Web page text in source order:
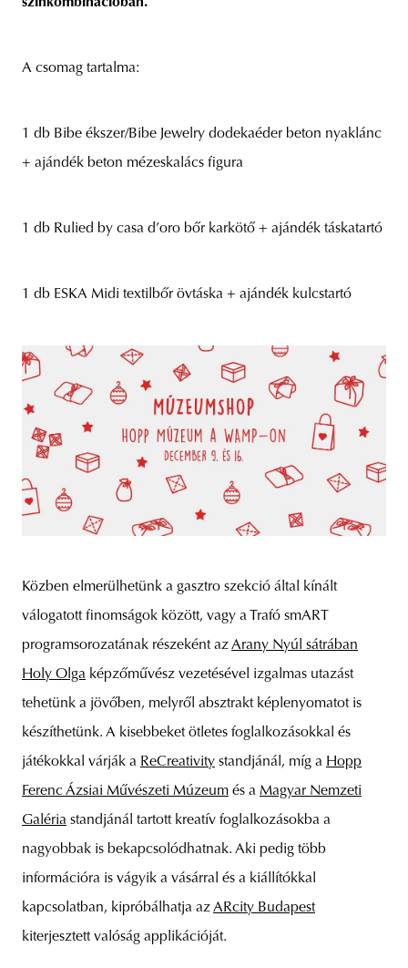
A csomag tartalma:
1 db Bibe ékszer/Bibe Jewelry dodekaéder beton nyaklánc
+ ajándék beton mézeskalács figura
1 db Rulied by casa d’oro bőr karkötő + ajándék táskatartó
1 db ESKA Midi textilbőr övtáska + ajándék kulcstartó
Közben elmerülhetünk a gasztro szekció által kínált
válogatott finomságok között, vagy a Trafó smART
programsorozatának részeként azArany Nyúl sátrában
Holy Olga képzőművész vezetésével izgalmas utazást
tehetünk a jövőben, melyről absztrakt képlenyomatot is
készíthetünk. A kisebbeket ötletes foglalkozásokkal és
játékokkal várják a ReCreativity standjánál, míg a Hopp
Ferenc Ázsiai Művészeti Múzeum és a Magyar Nemzeti
Galéria standjánál tartott kreatív foglalkozásokba a
nagyobbak is bekapcsolódhatnak. Aki pedig több
információra is vágyik a vásárral és a kiállítókkal
kapcsolatban, kipróbálhatja azARcity Budapest
kiterjesztett valóság applikációját.